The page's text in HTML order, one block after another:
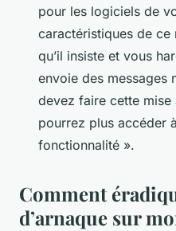
pour les logiciels de
caractéristiques de ce
qu’il insiste et vous
envoie des messages
devez faire cette
pourrez plus accéder
fonctionnalité ».
Comment
d’arnaque sur